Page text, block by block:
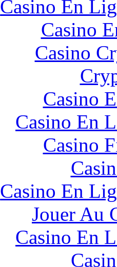
Casino En
Casino
Casino
Casino
Casino En
Casino
Casino En
Jouer Au
Casino En